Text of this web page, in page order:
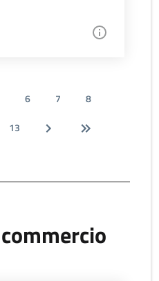
6 7
8
13